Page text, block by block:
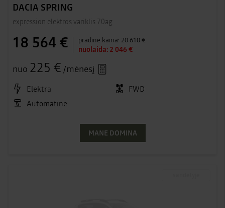
DACIA SPRING
expression elektros variklis 70ag
18 564 € pradinė kaina: 20 610 €
nuolaida: 2 046 €
nuo 225 € /mėnesį
Elektra
FWD
Automatinė
MANE DOMINA